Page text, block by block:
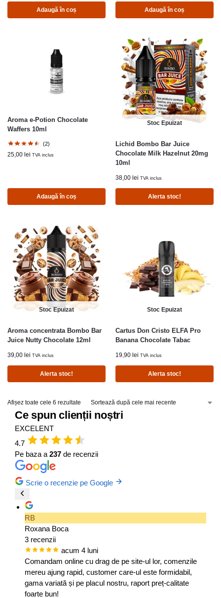
Adaugă în coș Adaugă în coș
Aroma e-Potion Chocolate
Waffers 10ml
(2)
25,00 lei TVA inclus
Adaugă în coș
Stoc Epuizat
Lichid Bombo Bar Juice
Chocolate Milk Hazelnut 20mg
10ml
38,00 lei TVA inclus
Alerta stoc!
Stoc Epuizat
Aroma concentrata Bombo Bar
Juice Nutty Chocolate 12ml
39,00 lei TVA inclus
Alerta stoc!
Stoc Epuizat
Cartus Don Cristo ELFA Pro
Banana Chocolate Tabac
19,90 lei TVA inclus
Alerta stoc!
Afișez toate cele 6 rezultate
Ce spun clienții noștri
EXCELENT
4.7
Pe baza a 237 de recenzii
Scrie o recenzie pe Google
RB
Roxana Boca
3 recenzii
acum 4 luni
Comandam online cu drag de pe site-ul lor, comenzile
mereu ajung rapid, customer care-ul este formidabil,
gama variată și pe placul nostru, raport preț-calitate
foarte bun!